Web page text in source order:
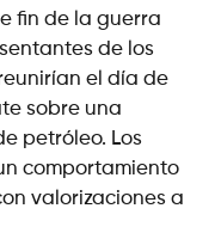
fin de la guerra
de los
el día de
sobre una
petróleo. Los
comportamiento
valorizaciones a